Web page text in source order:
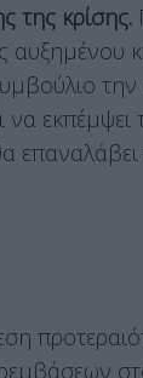
της κρίσης.
αυξημένου
την
να